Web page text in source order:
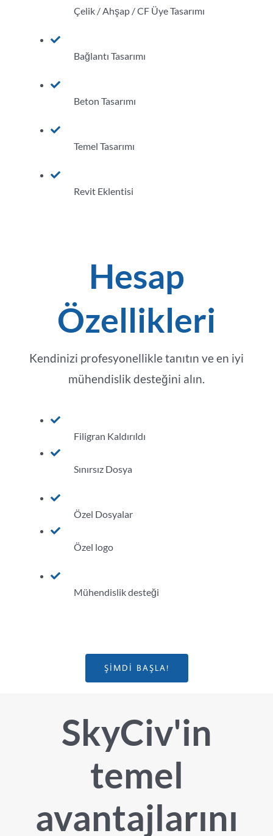
Çelik / Ahşap / CF Üye Tasarımı
Bağlantı Tasarımı
Beton Tasarımı
Temel Tasarımı
Revit Eklentisi
Hesap
Özellikleri
Kendinizi profesyonellikle tanıtın ve en iyi
mühendislik desteğini alın.
Filigran Kaldırıldı
Sınırsız Dosya
Özel Dosyalar
Özel logo
Mühendislik desteği
ŞIMDI BAŞLA!
SkyCiv'in
temel
avantajlarını